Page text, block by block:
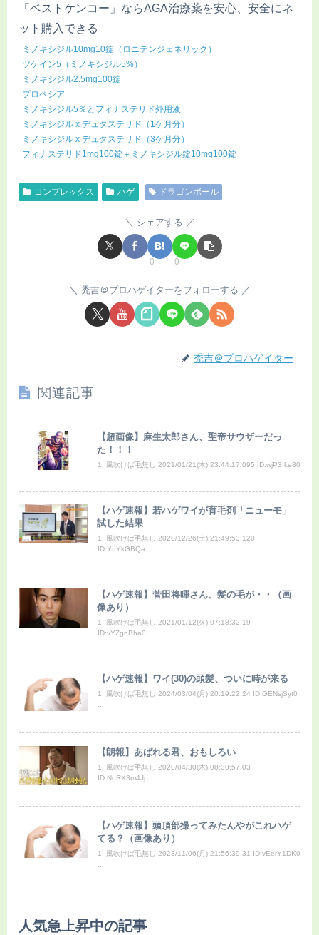
「ベストケンコー」ならAGA治療薬を安心、安全にネ
ット購入できる
ミノキシジル10mg10錠（ロニテンジェネリック）
ツゲイン5（ミノキシジル5%）
ミノキシジル2.5mg100錠
プロペシア
ミノキシジル5％とフィナステリド外用液
ミノキシジル x デュタステリド（1ケ月分）
ミノキシジル x デュタステリド（3ケ月分）
フィナステリド1mg100錠＋ミノキシジル錠10mg100錠
コンプレックス ハゲ ドラゴンボール
シェアする
0 0
禿吉＠プロハゲイターをフォローする
禿吉＠プロハゲイター
関連記事
【超画像】麻生太郎さん、聖帝サウザーだっ
た！！！
1: 風吹けば毛無し 2021/01/21(木) 23:44:17.095 ID:wjP3Ike80
【ハゲ速報】若ハゲワイが育毛剤「ニューモ」
試した結果
1: 風吹けば毛無し 2020/12/26(土) 21:49:53.120
ID:YtIYkGBQa...
【ハゲ速報】菅田将暉さん、髪の毛が・・（画
像あり）
1: 風吹けば毛無し 2021/01/12(火) 07:18:32.19
ID:vYZgnBha0
【ハゲ速報】ワイ(30)の頭髪、ついに時が来る
1: 風吹けば毛無し 2024/03/04(月) 20:19:22.24 ID:GENsjSyt0
【朗報】あばれる君、おもしろい
1: 風吹けば毛無し 2020/04/30(木) 08:30:57.03
ID:NoRX3m4Jp ...
【ハゲ速報】頭頂部撮ってみたんやがこれハゲ
てる？（画像あり）
1: 風吹けば毛無し 2023/11/06(月) 21:56:39.31 ID:vEerY1DK0
人気急上昇中の記事